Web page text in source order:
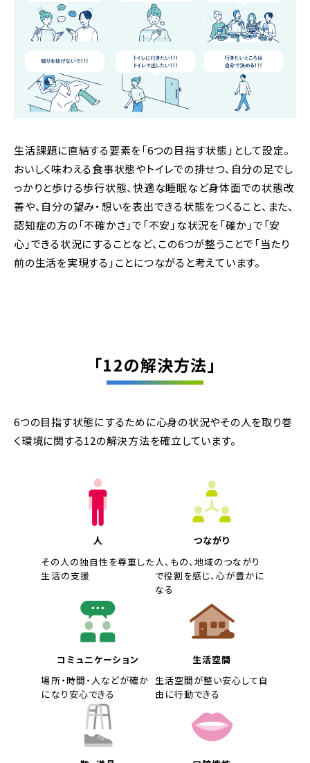
生活課題に直結する要素を「6つの目指す状態」として設定。
おいしく味わえる食事状態やトイレでの排せつ、自分の足でし
っかりと歩ける歩行状態、快適な睡眠など身体面での状態改
善や、自分の望み・想いを表出できる状態をつくること、また、
認知症の方の「不確かさ」で「不安」な状況を「確か」で「安
心」できる状況にすることなど、この6つが整うことで「当たり
前の生活を実現する」ことにつながると考えています。
「12の解決方法」
6つの目指す状態にするために心身の状況やその人を取り巻
く環境に関する12の解決方法を確立しています。
人
その人の独自性を尊重した
生活の支援
つながり
人、もの、地域のつながり
で役割を感じ、心が豊かに
なる
コミュニケーション
場所・時間・人などが確か
になり安心できる
生活空間
生活空間が整い安心して自
由に行動できる